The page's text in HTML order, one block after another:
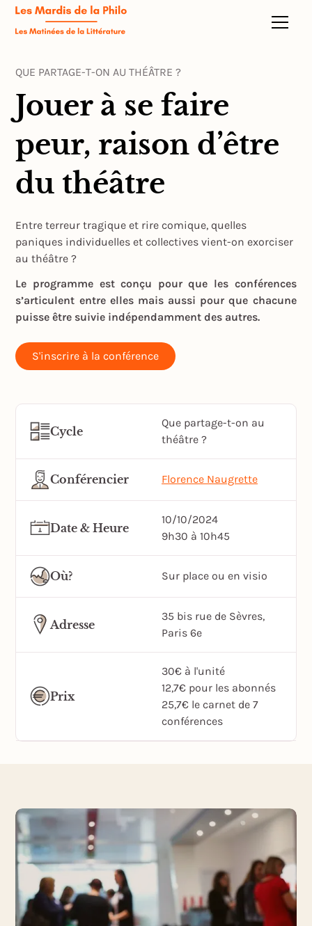
QUE PARTAGE-T-ON AU THÉÂTRE ?
Jouer à se faire
peur, raison d’être
du théâtre
Entre terreur tragique et rire comique, quelles
paniques individuelles et collectives vient-on exorciser
au théâtre ?
Le programme est conçu pour que les conférences
s’articulent entre elles mais aussi pour que chacune
puisse être suivie indépendamment des autres.
S'inscrire à la conférence
Cycle
Que partage-t-on au
théâtre ?
Conférencier Florence Naugrette
Date & Heure
10/10/2024
9h30 à 10h45
Où? Sur place ou en visio
Adresse
35 bis rue de Sèvres,
Paris 6e
Prix
30€ à l'unité
12,7€ pour les abonnés
25,7€ le carnet de 7
conférences